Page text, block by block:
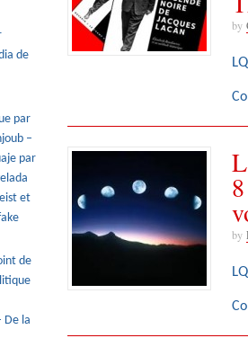
by
by
de
par
–
par
et
de
De la